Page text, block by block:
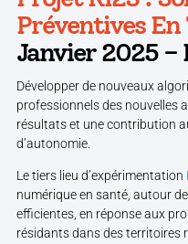
Préventives
Janvier 2025 –
Développer de nouveaux
professionnels des nouvelles
résultats et une contribution
d’autonomie.
Le tiers lieu d’expérimentation
numérique en santé, autour
efficientes, en réponse aux
résidants dans des territoires